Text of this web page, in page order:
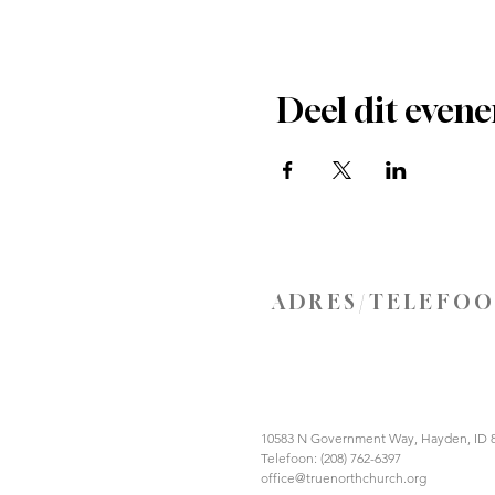
Deel dit
ADRES/
10583 N Government Way, Hayden, ID
Telefoon: (208) 762-6397
office@truenorthchurch.org